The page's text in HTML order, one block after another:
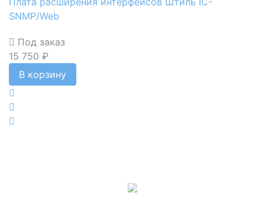
SNMP/Web
Под заказ
15 750 ₽
В корзину